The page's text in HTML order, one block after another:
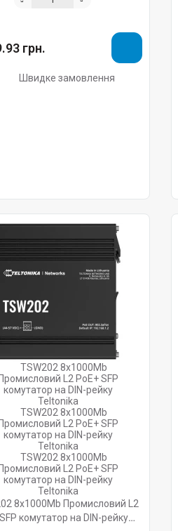
грн.
Швидке замовлення
8х1000Mb Промисловий L2
комутатор на DIN-рейку